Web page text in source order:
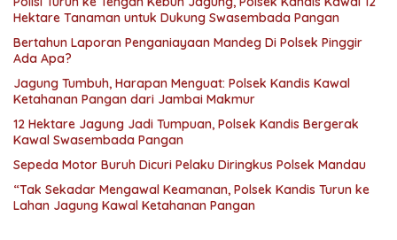
Hektare Tanaman untuk Dukung Swasembada Pangan
Bertahun Laporan Penganiayaan Mandeg Di Polsek Pinggir
Ada Apa?
Jagung Tumbuh, Harapan Menguat: Polsek Kandis Kawal
Ketahanan Pangan dari Jambai Makmur
12 Hektare Jagung Jadi Tumpuan, Polsek Kandis Bergerak
Kawal Swasembada Pangan
Sepeda Motor Buruh Dicuri Pelaku Diringkus Polsek Mandau
“Tak Sekadar Mengawal Keamanan, Polsek Kandis Turun ke
Lahan Jagung Kawal Ketahanan Pangan